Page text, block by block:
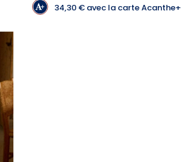
34,30 € avec la carte Acanthe+